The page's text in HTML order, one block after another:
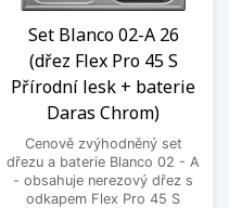
Set Blanco 02-A 26
(dřez Flex Pro 45 S
Přírodní lesk + baterie
Daras Chrom)
Cenově zvýhodněný set
dřezu a baterie Blanco 02 - A
- obsahuje nerezový dřez s
odkapem Flex Pro 45 S